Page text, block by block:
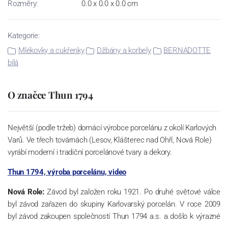
Rozměry: 0.0 x 0.0 x 0.0 cm
Kategorie:
Mlékovky a cukřenky
Džbány a korbely
BERNADOTTE
bílá
O značce Thun 1794
Největší (podle tržeb) domácí výrobce porcelánu z okolí Karlových
Varů. Ve třech továrnách (Lesov, Klášterec nad Ohří, Nová Role)
vyrábí moderní i tradiční porcelánové tvary a dekory.
Thun 1794, výroba porcelánu, video
Nová Role: Závod byl založen roku 1921. Po druhé světové válce
byl závod zařazen do skupiny Karlovarský porcelán. V roce 2009
byl závod zakoupen společností Thun 1794 a.s. a došlo k výrazné